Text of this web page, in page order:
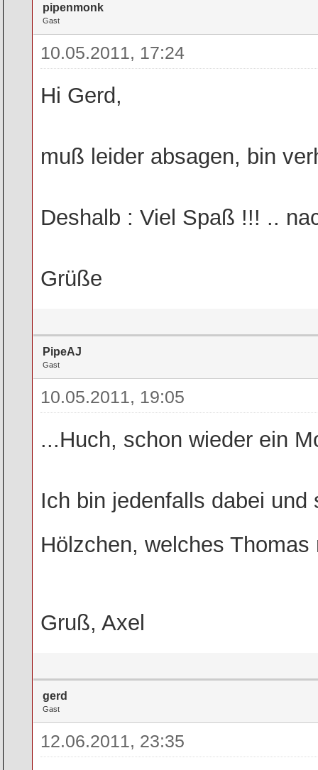
pipenmonk
Gast
10.05.2011, 17:24
Hi Gerd,
muß leider absagen, bin
Deshalb : Viel Spaß !!! ..
Grüße
PipeAJ
Gast
10.05.2011, 19:05
...Huch, schon wieder ein
Ich bin jedenfalls dabei
Hölzchen, welches
Gruß, Axel
gerd
Gast
12.06.2011, 23:35